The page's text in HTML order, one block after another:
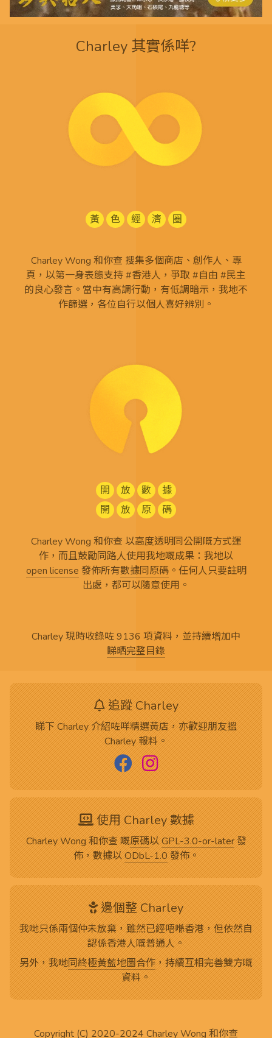
Charley 其實係咩?
黃 色 經 濟 圈
Charley Wong 和你查 搜集多個商店、創作人、專
頁，以第一身表態支持 #香港人，爭取 #自由 #民主
的良心發言。當中有高調行動，有低調暗示，我地不
作篩選，各位自行以個人喜好辨別。
開 放 數
據
開
放 原 碼
Charley Wong 和你查 以高度透明同公開嘅方式運
作，而且鼓勵同路人使用我地嘅成果：我地以
open license 發佈所有數據同原碼。任何人只要註明
出處，都可以隨意使用。
Charley 現時收錄咗 9136 項資料，並持續增加中
睇晒完整目錄
追蹤 Charley
睇下 Charley 介紹咗咩精選黃店，亦歡迎朋友搵
Charley 報料。
使用 Charley 數據
Charley Wong 和你查 嘅原碼以GPL-3.0-or-later發
佈，數據以ODbL-1.0發佈。
邊個整 Charley
我哋只係兩個仲未放棄，雖然已經唔喺香港，但依然自
認係香港人嘅普通人。
另外，我哋同終極黃藍地圖合作，持續互相完善雙方嘅
資料。
Copyright (C) 2020-2024 Charley Wong 和你查